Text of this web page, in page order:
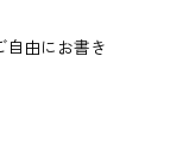
由にお書き